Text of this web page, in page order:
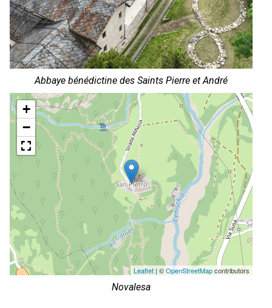
Abbaye bénédictine des Saints Pierre et André
+
−
Leaflet | ©OpenStreetMapcontributors
Novalesa